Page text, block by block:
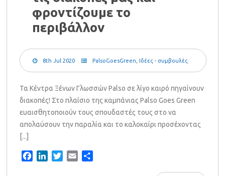
φροντίζουμε το
περιβάλλον
8th Jul 2020 PalsoGoesGreen ,Ιδέες - συμβουλές
Τα Κέντρα Ξένων Γλωσσών Palso σε λίγο καιρό πηγαίνουν
διακοπές! Στο πλαίσιο της καμπάνιας Palso Goes Green
ευαισθητοποιούν τους σπουδαστές τους στο να
απολαύσουν την παραλία και το καλοκαίρι προσέχοντας
[...]
FacebookLinkedInTwitterEmail